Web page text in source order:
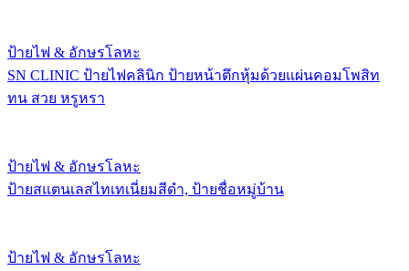
ป้ายไฟ & อักษรโลหะ
SN CLINIC ป้ายไฟคลินิก ป้ายหน้าตึกหุ้มด้วยแผ่นคอมโพสิท
ทน สวย หรูหรา
ป้ายไฟ & อักษรโลหะ
ป้ายสแตนเลสไทเทเนี่ยมสีดำ, ป้ายชื่อหมู่บ้าน
ป้ายไฟ & อักษรโลหะ